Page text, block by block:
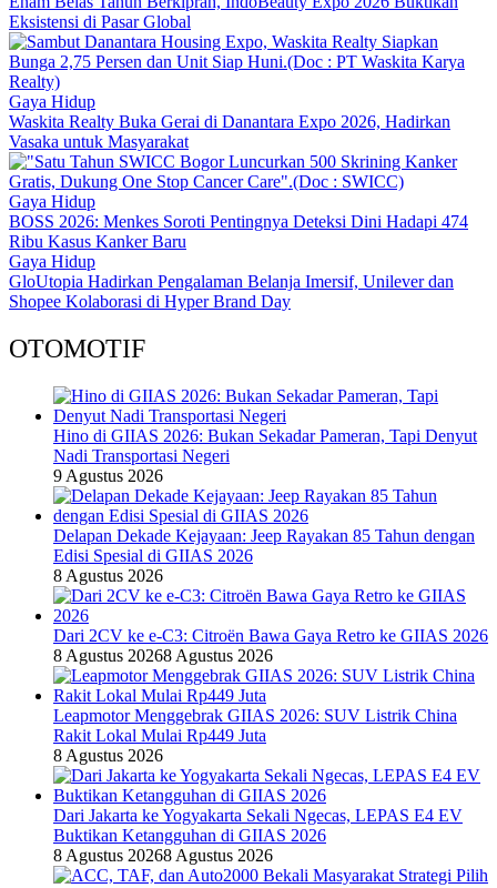
Eksistensi di Pasar Global
Gaya Hidup
Waskita Realty Buka Gerai di Danantara Expo 2026, Hadirkan
Vasaka untuk Masyarakat
Gaya Hidup
BOSS 2026: Menkes Soroti Pentingnya Deteksi Dini Hadapi 474
Ribu Kasus Kanker Baru
Gaya Hidup
GloUtopia Hadirkan Pengalaman Belanja Imersif, Unilever dan
Shopee Kolaborasi di Hyper Brand Day
OTOMOTIF
Hino di GIIAS 2026: Bukan Sekadar Pameran, Tapi Denyut
Nadi Transportasi Negeri
9 Agustus 2026
Delapan Dekade Kejayaan: Jeep Rayakan 85 Tahun dengan
Edisi Spesial di GIIAS 2026
8 Agustus 2026
Dari 2CV ke e-C3: Citroën Bawa Gaya Retro ke GIIAS 2026
8 Agustus 20268 Agustus 2026
Leapmotor Menggebrak GIIAS 2026: SUV Listrik China
Rakit Lokal Mulai Rp449 Juta
8 Agustus 2026
Dari Jakarta ke Yogyakarta Sekali Ngecas, LEPAS E4 EV
Buktikan Ketangguhan di GIIAS 2026
8 Agustus 20268 Agustus 2026